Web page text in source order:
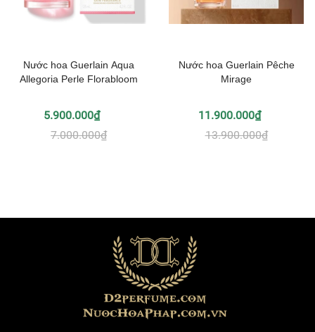
Nước hoa Guerlain Aqua
Allegoria Perle Florabloom
5.900.000₫
7.000.000₫
Nước hoa Guerlain Pêche
Mirage
11.900.000₫
13.900.000₫